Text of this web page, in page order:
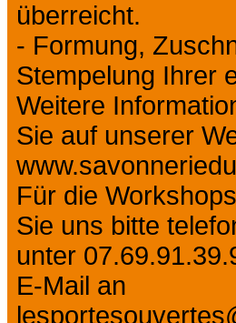
überreicht.
- Formung,
Stempelung Ihrer
Weitere
Sie auf unserer
Für die
Sie uns bitte
unter
E-Mail an